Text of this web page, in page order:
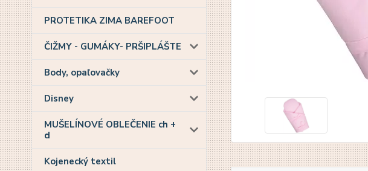
PROTETIKA ZIMA BAREFOOT
ČIŽMY - GUMÁKY- PRŠIPLÁŠTE
Body, opaľovačky
Disney
MUŠELÍNOVÉ OBLEČENIE ch +
d
Kojenecký textil